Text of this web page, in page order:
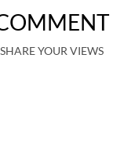
SHARE YOUR VIEWS